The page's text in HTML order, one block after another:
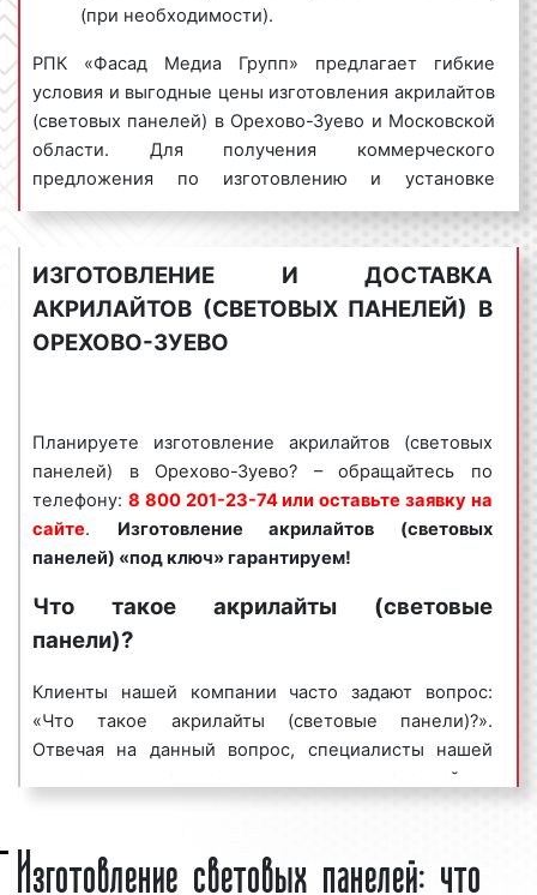
(при необходимости).
РПК «Фасад Медиа Групп» предлагает гибкие
условия и выгодные цены изготовления акрилайтов
(световых панелей) в Орехово-Зуево и Московской
области. Для получения коммерческого
предложения по изготовлению и установке
акрилайтов (световых панелей) в Орехово-Зуево
8 800 201-23-74
или оставьте заявку на сайте
.Изготовление
акрилайтов (световых панелей) «под ключ»
гарантируем!
конструкции объясняется целым рядом факторов:
производственная необходимость;
популяризация бренда компании, товаров
и услуг;
покупателей;
сообщение о проводимых акциях и
вывод на рынок новой продукции или
услуги.
Акрилайты (световые панели) являются
Многие клиенты нашего рекламного агентства
ИЗГОТОВЛЕНИЕ И ДОСТАВКА
АКРИЛАЙТОВ (СВЕТОВЫХ ПАНЕЛЕЙ) В
ОРЕХОВО-ЗУЕВО
Планируете изготовление акрилайтов (световых
панелей) в Орехово-Зуево? – обращайтесь по
телефону: 8 800 201-23-74 или оставьте заявку на
сайте. Изготовление акрилайтов (световых
панелей) «под ключ» гарантируем!
Что такое акрилайты (световые
панели)?
Клиенты нашей компании часто задают вопрос:
«Что такое акрилайты (световые панели)?».
Отвечая на данный вопрос, специалисты нашей
компании указывают, что под акрилайтом
для рекламирования товаров, услуг, бренда или
Изготовление световых панелей: что